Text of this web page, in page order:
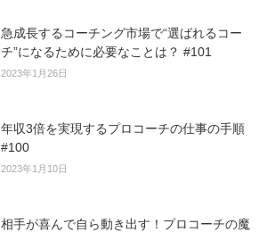
急成長するコーチング市場で“選ばれるコー
チ”になるために必要なことは？ #101
2023年1月26日
年収3倍を実現するプロコーチの仕事の手順
#100
2023年1月10日
相手が喜んで自ら動き出す！プロコーチの魔